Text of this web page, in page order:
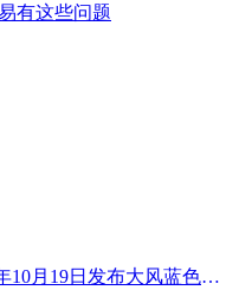
有这些问题
广西壮族自治区钦州市2022年10月19日发布大风蓝色预警